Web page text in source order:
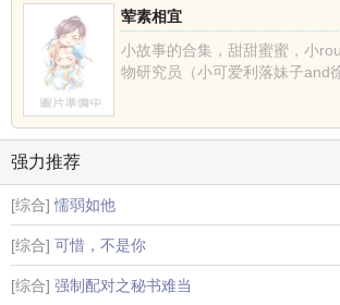
荤素相宜
小故事的合集，甜甜蜜蜜，小
物研究员（小可爱利落妹子and
强力推荐
[综合] 懦弱如他
[综合] 可惜，不是你
[综合] 强制配对之秘书难当